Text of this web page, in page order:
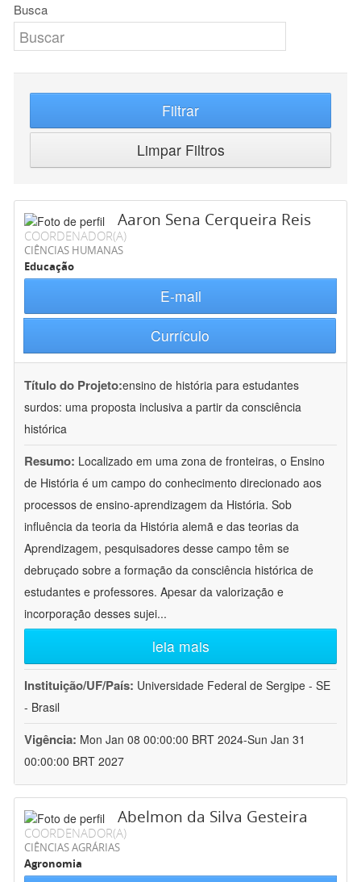
Busca
Filtrar
Limpar Filtros
Aaron Sena Cerqueira Reis
COORDENADOR(A)
CIÊNCIAS HUMANAS
Educação
E-mail
Currículo
Título do Projeto:ensino de história para estudantes
surdos: uma proposta inclusiva a partir da consciência
histórica
Resumo: Localizado em uma zona de fronteiras, o Ensino
de História é um campo do conhecimento direcionado aos
processos de ensino-aprendizagem da História. Sob
influência da teoria da História alemã e das teorias da
Aprendizagem, pesquisadores desse campo têm se
debruçado sobre a formação da consciência histórica de
estudantes e professores. Apesar da valorização e
incorporação desses sujei...
leia mais
Instituição/UF/País: Universidade Federal de Sergipe - SE
- Brasil
Vigência: Mon Jan 08 00:00:00 BRT 2024-Sun Jan 31
00:00:00 BRT 2027
Abelmon da Silva Gesteira
COORDENADOR(A)
CIÊNCIAS AGRÁRIAS
Agronomia